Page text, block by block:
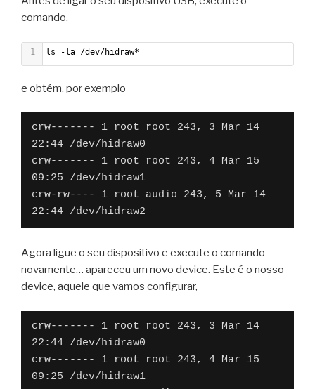
comando,
1 ls -la /dev/hidraw*
e obtém, por exemplo
crw------- 1 root root 243, 3 Mar 14
22:44 /dev/hidraw0
crw------- 1 root root 243, 4 Mar 15
09:25 /dev/hidraw1
crw-rw---- 1 root audio 243, 5 Mar 14
22:44 /dev/hidraw2
Agora ligue o seu dispositivo e execute o comando
novamente… apareceu um novo device. Este é o nosso
device, aquele que vamos configurar,
crw------- 1 root root 243, 3 Mar 14
22:44 /dev/hidraw0
crw------- 1 root root 243, 4 Mar 15
09:25 /dev/hidraw1